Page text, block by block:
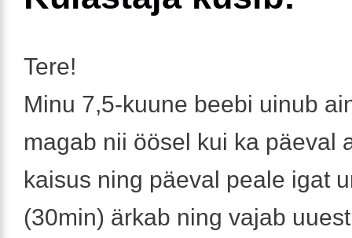
Tere!
Minu 7,5-kuune beebi uinub
magab nii öösel kui ka päeval
kaisus ning päeval peale igat
(30min) ärkab ning vajab